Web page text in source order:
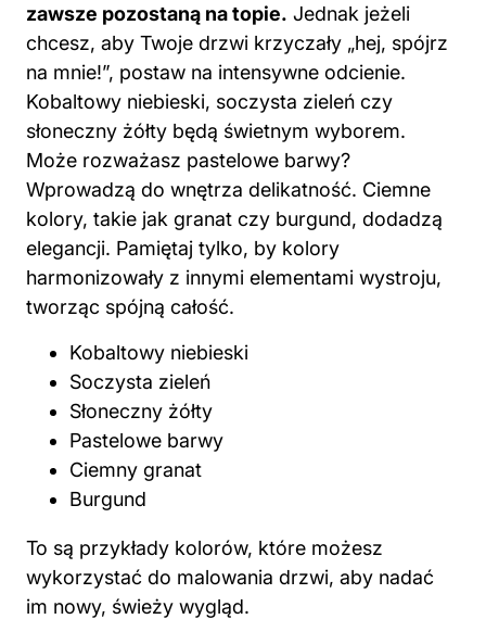
zawsze pozostaną na topie. Jednak jeżeli
chcesz, aby Twoje drzwi krzyczały „hej, spójrz
na mnie!”, postaw na intensywne odcienie.
Kobaltowy niebieski, soczysta zieleń czy
słoneczny żółty będą świetnym wyborem.
Może rozważasz pastelowe barwy?
Wprowadzą do wnętrza delikatność. Ciemne
kolory, takie jak granat czy burgund, dodadzą
elegancji. Pamiętaj tylko, by kolory
harmonizowały z innymi elementami wystroju,
tworząc spójną całość.
Kobaltowy niebieski
Soczysta zieleń
Słoneczny żółty
Pastelowe barwy
Ciemny granat
Burgund
To są przykłady kolorów, które możesz
wykorzystać do malowania drzwi, aby nadać
im nowy, świeży wygląd.